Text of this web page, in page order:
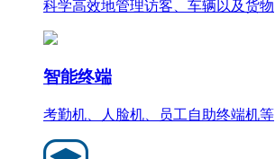
科学高效地管理访客、车辆以及货物
智能终端
考勤机、人脸机、员工自助终端机等